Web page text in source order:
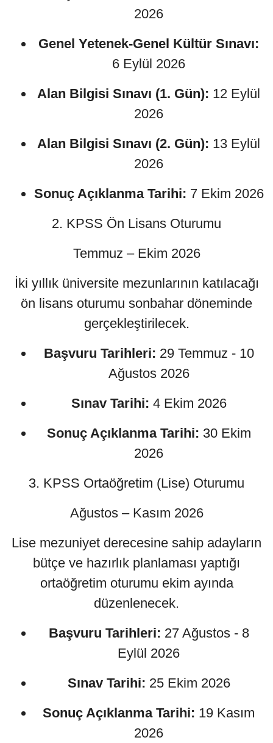
2026
Genel Yetenek-Genel Kültür Sınavı:
6 Eylül 2026
Alan Bilgisi Sınavı (1. Gün): 12 Eylül
2026
Alan Bilgisi Sınavı (2. Gün): 13 Eylül
2026
Sonuç Açıklanma Tarihi: 7 Ekim 2026
2. KPSS Ön Lisans Oturumu
Temmuz – Ekim 2026
İki yıllık üniversite mezunlarının katılacağı
ön lisans oturumu sonbahar döneminde
gerçekleştirilecek.
Başvuru Tarihleri: 29 Temmuz - 10
Ağustos 2026
Sınav Tarihi: 4 Ekim 2026
Sonuç Açıklanma Tarihi: 30 Ekim
2026
3. KPSS Ortaöğretim (Lise) Oturumu
Ağustos – Kasım 2026
Lise mezuniyet derecesine sahip adayların
bütçe ve hazırlık planlaması yaptığı
ortaöğretim oturumu ekim ayında
düzenlenecek.
Başvuru Tarihleri: 27 Ağustos - 8
Eylül 2026
Sınav Tarihi: 25 Ekim 2026
Sonuç Açıklanma Tarihi: 19 Kasım
2026